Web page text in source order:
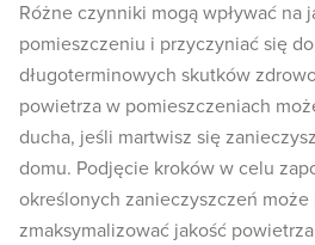
Różne czynniki mogą wpływać na
pomieszczeniu i przyczyniać się
długoterminowych skutków
powietrza w pomieszczeniach
ducha, jeśli martwisz się
domu. Podjęcie kroków w celu
określonych zanieczyszczeń może
zmaksymalizować jakość